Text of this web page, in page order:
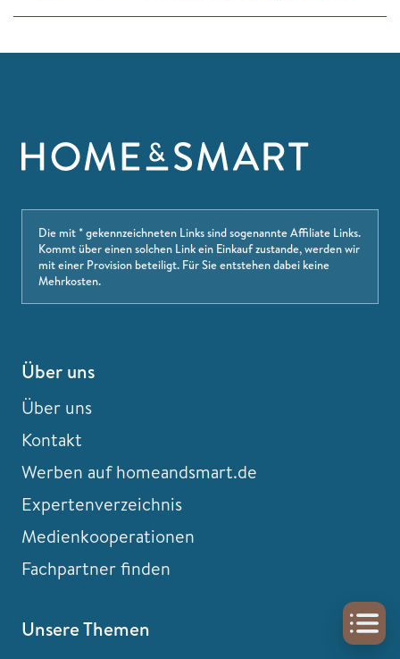
Die mit * gekennzeichneten Links sind sogenannte Affiliate Links.
Kommt über einen solchen Link ein Einkauf zustande, werden wir
mit einer Provision beteiligt. Für Sie entstehen dabei keine
Mehrkosten.
Über uns
Über uns
Kontakt
Werben auf homeandsmart.de
Expertenverzeichnis
Medienkooperationen
Fachpartner finden
Unsere Themen